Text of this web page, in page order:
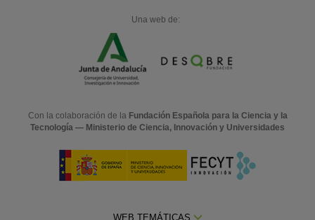
Una web de:
Con la colaboración de la Fundación Española para la Ciencia y la
Tecnología — Ministerio de Ciencia, Innovación y Universidades
WEB TEMÁTICAS